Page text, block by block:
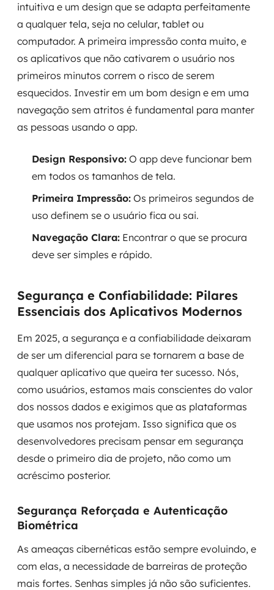
intuitiva e um design que se adapta perfeitamente
a qualquer tela, seja no celular, tablet ou
computador. A primeira impressão conta muito, e
os aplicativos que não cativarem o usuário nos
primeiros minutos correm o risco de serem
esquecidos. Investir em um bom design e em uma
navegação sem atritos é fundamental para manter
as pessoas usando o app.
Design Responsivo: O app deve funcionar bem
em todos os tamanhos de tela.
Primeira Impressão: Os primeiros segundos de
uso definem se o usuário fica ou sai.
Navegação Clara: Encontrar o que se procura
deve ser simples e rápido.
Segurança e Confiabilidade: Pilares
Essenciais dos Aplicativos Modernos
Em 2025, a segurança e a confiabilidade deixaram
de ser um diferencial para se tornarem a base de
qualquer aplicativo que queira ter sucesso. Nós,
como usuários, estamos mais conscientes do valor
dos nossos dados e exigimos que as plataformas
que usamos nos protejam. Isso significa que os
desenvolvedores precisam pensar em segurança
desde o primeiro dia de projeto, não como um
acréscimo posterior.
Segurança Reforçada e Autenticação
Biométrica
As ameaças cibernéticas estão sempre evoluindo, e
com elas, a necessidade de barreiras de proteção
mais fortes. Senhas simples já não são suficientes.